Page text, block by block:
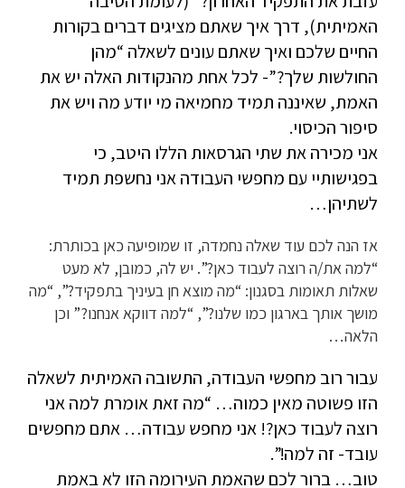
האמיתית), דרך איך שאתם מציגים דברים בקורות
החיים שלכם ואיך שאתם עונים לשאלה “מהן
החולשות שלך?”- לכל אחת מהנקודות האלה יש את
האמת, שאיננה תמיד מחמיאה מי יודע מה ויש את
סיפור הכיסוי.
אני מכירה את שתי הגרסאות הללו היטב, כי
בפגישותיי עם מחפשי העבודה אני נחשפת תמיד
לשתיהן…
אז הנה לכם עוד שאלה נחמדה, זו שמופיעה כאן בכותרת:
“למה את/ה רוצה לעבוד כאן?”. יש לה, כמובן, לא מעט
שאלות תאומות בסגנון: “מה מוצא חן בעיניך בתפקיד?”, “מה
מושך אותך בארגון כמו שלנו?”, “למה דווקא אנחנו?” וכן
הלאה…
עבור רוב מחפשי העבודה, התשובה האמיתית לשאלה
הזו פשוטה מאין כמוה… “מה זאת אומרת למה אני
רוצה לעבוד כאן?! אני מחפש עבודה… אתם מחפשים
עובד- זה למה!”.
טוב… ברור לכם שהאמת העירומה הזו לא באמת